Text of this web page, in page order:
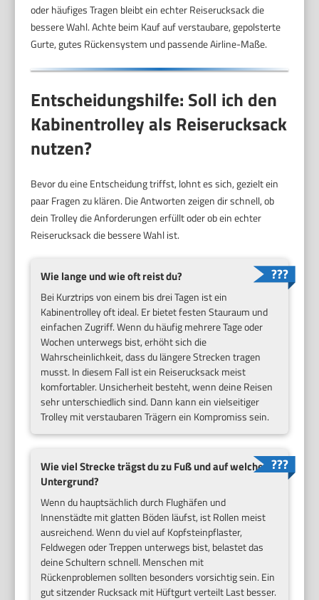
oder häufiges Tragen bleibt ein echter Reiserucksack die
bessere Wahl. Achte beim Kauf auf verstaubare, gepolsterte
Gurte, gutes Rückensystem und passende Airline-Maße.
Entscheidungshilfe: Soll ich den
Kabinentrolley als Reiserucksack
nutzen?
Bevor du eine Entscheidung triffst, lohnt es sich, gezielt ein
paar Fragen zu klären. Die Antworten zeigen dir schnell, ob
dein Trolley die Anforderungen erfüllt oder ob ein echter
Reiserucksack die bessere Wahl ist.
Wie lange und wie oft reist du?
Bei Kurztrips von einem bis drei Tagen ist ein
Kabinentrolley oft ideal. Er bietet festen Stauraum und
einfachen Zugriff. Wenn du häufig mehrere Tage oder
Wochen unterwegs bist, erhöht sich die
Wahrscheinlichkeit, dass du längere Strecken tragen
musst. In diesem Fall ist ein Reiserucksack meist
komfortabler. Unsicherheit besteht, wenn deine Reisen
sehr unterschiedlich sind. Dann kann ein vielseitiger
Trolley mit verstaubaren Trägern ein Kompromiss sein.
Wie viel Strecke trägst du zu Fuß und auf welchem
Untergrund?
Wenn du hauptsächlich durch Flughäfen und
Innenstädte mit glatten Böden läufst, ist Rollen meist
ausreichend. Wenn du viel auf Kopfsteinpflaster,
Feldwegen oder Treppen unterwegs bist, belastet das
deine Schultern schnell. Menschen mit
Rückenproblemen sollten besonders vorsichtig sein. Ein
gut sitzender Rucksack mit Hüftgurt verteilt Last besser.